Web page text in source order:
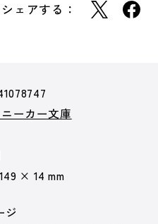
シェアする：
ーカー文庫
× 14 mm
ジ